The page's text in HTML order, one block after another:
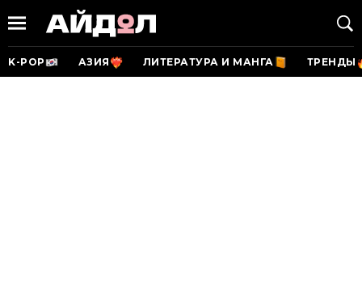
K-POP АЗИЯ ЛИТЕРАТУРА И МАНГА ТРЕНДЫ